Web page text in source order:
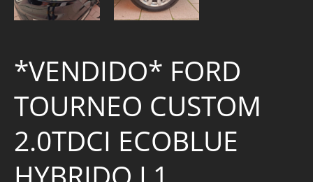
*VENDIDO* FORD
TOURNEO CUSTOM
2.0TDCI ECOBLUE